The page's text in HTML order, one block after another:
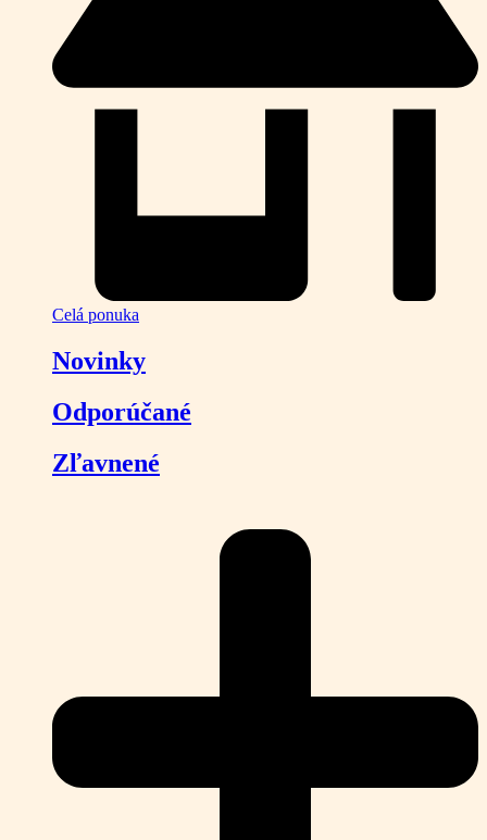
Celá ponuka
Novinky
Odporúčané
Zľavnené